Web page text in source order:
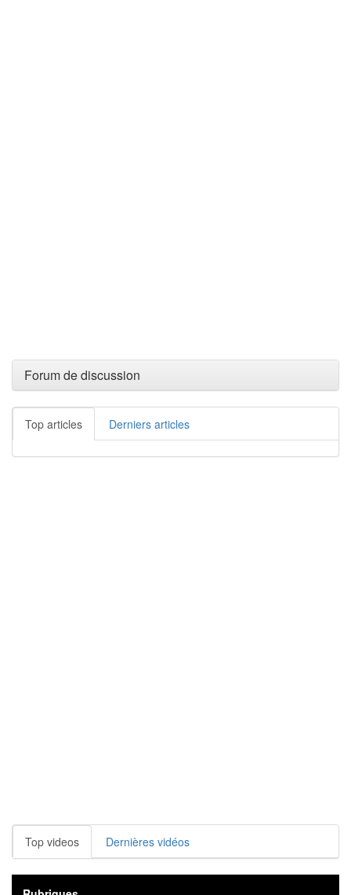
Forum de discussion
Top articles Derniers articles
Top videos Dernières vidéos